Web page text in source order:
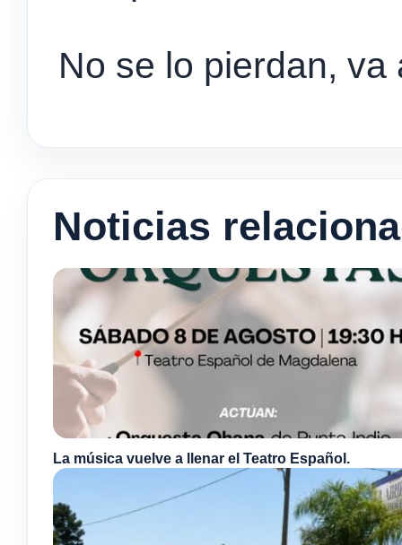
No se lo pierdan,
Noticias
La música vuelve a llenar el Teatro Español.